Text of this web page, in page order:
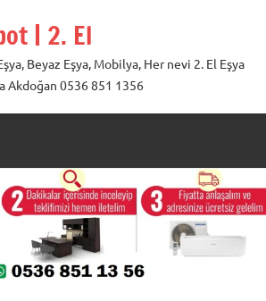
| 2. El
Beyaz Eşya, Mobilya, Her nevi 2. El Eşya
Akdoğan 0536 851 1356